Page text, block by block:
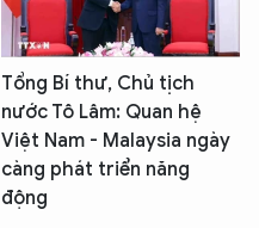
Tổng Bí thư, Chủ tịch
nước Tô Lâm: Quan hệ
Việt Nam - Malaysia ngày
càng phát triển năng
động